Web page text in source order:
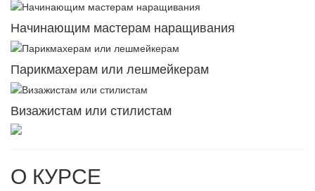
Начинающим мастерам наращивания
Парикмахерам или лешмейкерам
Визажистам или стилистам
О КУРСЕ